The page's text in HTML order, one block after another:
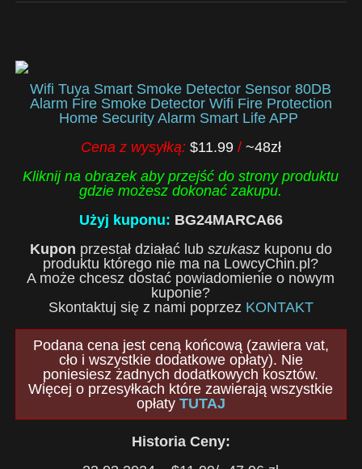
Wifi Tuya Smart Smoke Detector Sensor 80DB
Alarm Fire Smoke Detector Wifi Fire Protection
Home Security Alarm Smart Life APP
Cena z wysyłką: $11.99 / ~48zł
Kliknij na obrazek aby przejść do strony produktu
gdzie możesz dokonać zakupu.
Użyj kuponu: BG24MARCA66
Kupon przestał działać lub szukaszkuponu do
produktu którego nie ma na LowcyChin.pl?
A może chcesz dostać powiadomienie o nowym
kuponie?
Skontaktuj się z nami poprzez KONTAKT
Podana cena jest ceną końcową (zawiera vat,
cło i wszystkie dodatkowe opłaty). Nie
poniesiesz żadnych dodatkowych kosztów.
Więcej o przesyłkach które zawierają wszystkie
opłaty TUTAJ
Historia Ceny: